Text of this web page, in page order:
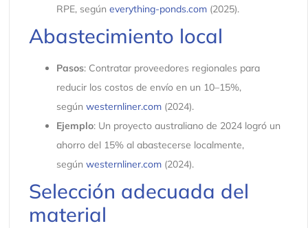
RPE, según everything-ponds.com(2025).
Abastecimiento local
Pasos: Contratar proveedores regionales para
reducir los costos de envío en un 10–15%,
según westernliner.com(2024).
Ejemplo: Un proyecto australiano de 2024 logró un
ahorro del 15% al abastecerse localmente,
según westernliner.com(2024).
Selección adecuada del
material